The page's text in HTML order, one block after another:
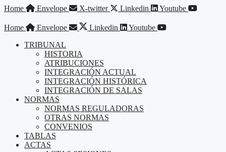
Saltar
contenido
Home Envelope X-twitter Linkedin Youtube
Home Envelope Linkedin
Youtube
TRIBUNAL
HISTORIA
ATRIBUCIONES
INTEGRACIÓN ACTUAL
INTEGRACIÓN HISTÓRICA
INTEGRACIÓN DE SALAS
NORMAS
NORMAS REGULADORAS
OTRAS NORMAS
CONVENIOS
TABLAS
ACTAS